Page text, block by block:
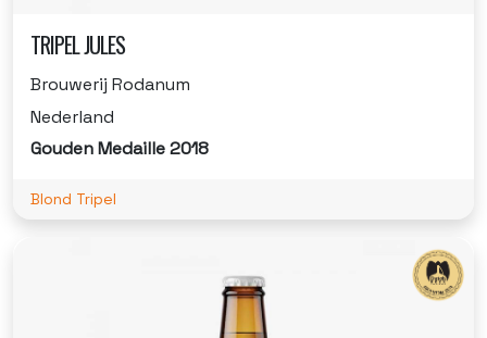
TRIPEL JULES
Brouwerij Rodanum
Nederland
Gouden Medaille 2018
Blond Tripel